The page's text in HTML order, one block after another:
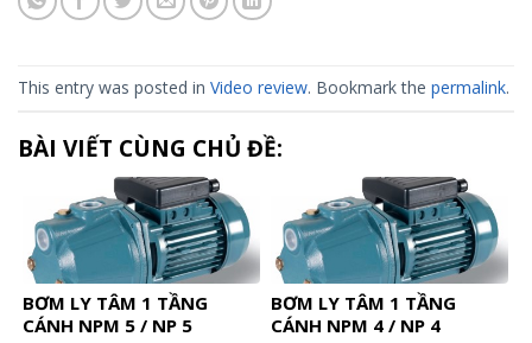
This entry was posted in Video review. Bookmark the permalink.
BÀI VIẾT CÙNG CHỦ ĐỀ:
BƠM LY TÂM 1 TẦNG
CÁNH NPM 5 / NP 5
BƠM LY TÂM 1 TẦNG
CÁNH NPM 4 / NP 4